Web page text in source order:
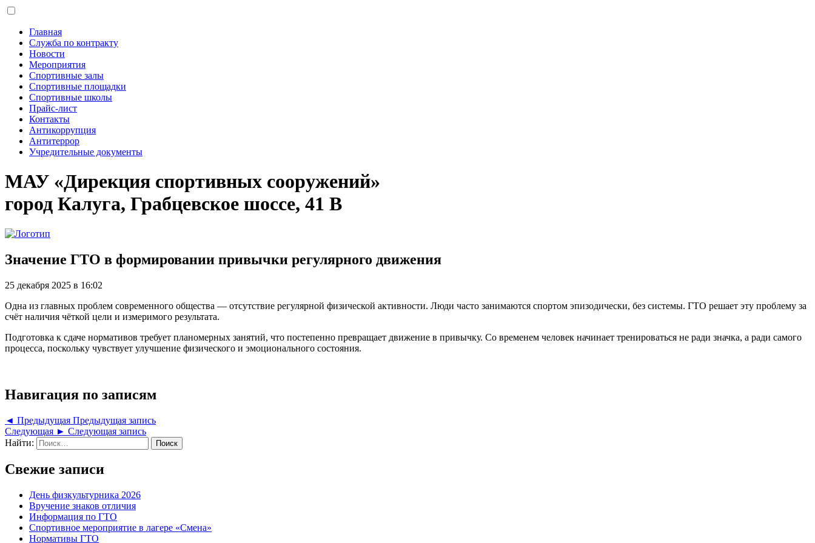
Главная
Служба по контракту
Новости
Мероприятия
Спортивные залы
Спортивные площадки
Спортивные школы
Прайс-лист
Контакты
Антикоррупция
Антитеррор
Учредительные документы
МАУ «Дирекция спортивных сооружений»
город Калуга, Грабцевское шоссе, 41 В
Значение ГТО в формировании привычки регулярного движения
25 декабря 2025 в 16:02
Одна из главных проблем современного общества — отсутствие регулярной физической активности. Люди часто занимаются спортом эпизодически, без системы. ГТО решает эту проблему за
счёт наличия чёткой цели и измеримого результата.
Подготовка к сдаче нормативов требует планомерных занятий, что постепенно превращает движение в привычку. Со временем человек начинает тренироваться не ради значка, а ради самого
процесса, поскольку чувствует улучшение физического и эмоционального состояния.
Навигация по записям
◄ Предыдущая Предыдущая запись
Следующая ► Следующая запись
Найти:
Свежие записи
День физкультурника 2026
Вручение знаков отличия
Информация по ГТО
Спортивное мероприятие в лагере «Смена»
Нормативы ГТО